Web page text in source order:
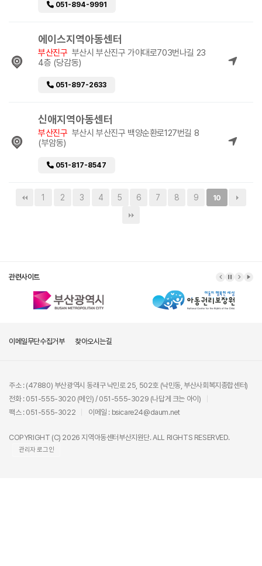
051-894-9991
에이스지역아동센터
부산진구 부산시 부산진구 가야대로703번나길 23
4층 (당감동)
051-897-2633
신애지역아동센터
부산진구 부산시 부산진구 백양순환로127번길 8
(부암동)
051-817-8547
1 2 3 4 5 6 7 8 9 10
관련사이트
이메일무단수집거부 찾아오시는길
주소 : (47880) 부산광역시 동래구 낙민로 25, 502호 (낙민동, 부산사회복지종합센터)
전화 : 051-555-3020 (메인) / 051-555-3029 (나답게 크는 아이)
팩스 : 051-555-3022
이메일 : bsicare24@daum.net
COPYRIGHT (C) 2026 지역아동센터부산지원단. ALL RIGHTS RESERVED.
관리자 로그인